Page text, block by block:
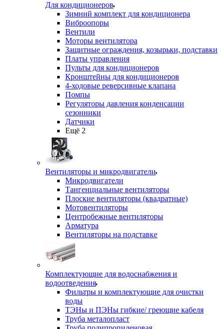
Для кондиционеров
Зимний комплект для кондиционера
Виброопоры
Вентили
Моторы вентилятора
Защитные ограждения, козырьки, подставки
Платы управления
Пульты для кондиционеров
Кронштейны для кондиционеров
4-ходовые реверсивные клапана
Помпы
Регуляторы давления конденсации
сезонники
Датчики
Ещё 2
Вентиляторы и микродвигатели
Микродвигатели
Тангенциальные вентиляторы
Плоские вентиляторы (квадратные)
Мотовентиляторы
Центробежные вентиляторы
Арматура
Вентиляторы на подставке
Комплектующие для водоснабжения и
водоотведения
Фильтры и комплектующие для очистки
воды
ТЭНы и ПЭНы гибкие/ греющие кабеля
Труба металопласт